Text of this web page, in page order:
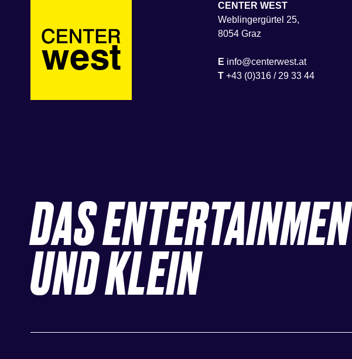
CENTER WEST
Weblingergürtel 25,
8054 Graz
E info@centerwest.at
T +43 (0)316 / 29 33 44
DAS
UND KLEIN